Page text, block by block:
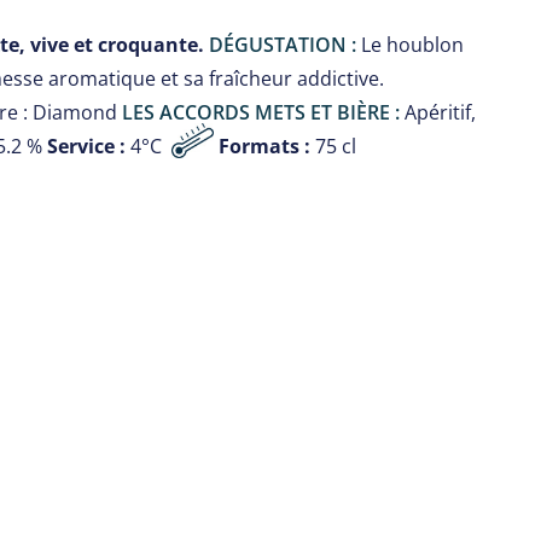
vive et croquante. DÉGUSTATION :Le houblon
aromatique et sa fraîcheur addictive.
: Diamond LES ACCORDS METS ET BIÈRE :Apéritif,
%Service : 4°C Formats : 75 cl